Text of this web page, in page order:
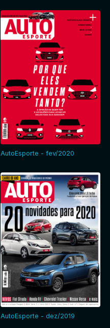
AutoEsporte - fev/2020
AutoEsporte - dez/2019